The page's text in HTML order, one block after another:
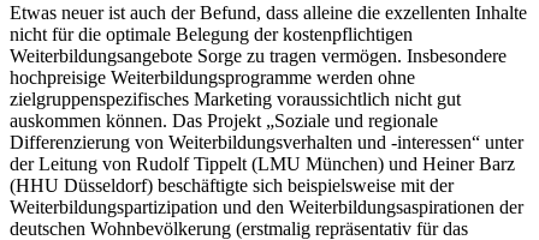
Etwas neuer ist auch der Befund, dass alleine die exzellenten Inhalte
nicht für die optimale Belegung der kostenpflichtigen
Weiterbildungsangebote Sorge zu tragen vermögen. Insbesondere
hochpreisige Weiterbildungsprogramme werden ohne
zielgruppenspezifisches Marketing voraussichtlich nicht gut
auskommen können. Das Projekt „Soziale und regionale
Differenzierung von Weiterbildungsverhalten und -interessen“ unter
der Leitung von Rudolf Tippelt (LMU München) und Heiner Barz
(HHU Düsseldorf) beschäftigte sich beispielsweise mit der
Weiterbildungspartizipation und den Weiterbildungsaspirationen der
deutschen Wohnbevölkerung (erstmalig repräsentativ für das